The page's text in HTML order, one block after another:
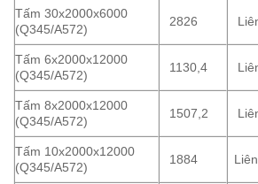
Tấm 30x2000x6000
(Q345/A572)
2826
Tấm 6x2000x12000
(Q345/A572)
1130,4
Tấm 8x2000x12000
(Q345/A572)
1507,2
Tấm 10x2000x12000
(Q345/A572)
1884